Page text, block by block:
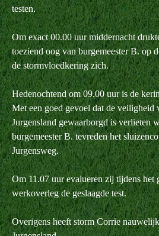
testen.
Om exact 00.00 uur middernacht
toeziend oog van burgemeester B. op
de stormvloedkering zich.
Hedenochtend om 09.00 uur is de
Met een goed gevoel dat de veiligheid
Jurgensland gewaarborgd is verlieten
burgemeester B. tevreden het
Jurgensweg.
Om 11.07 uur evalueren zij tijdens het
werkoverleg de geslaagde test.
Overigens heeft storm Corrie